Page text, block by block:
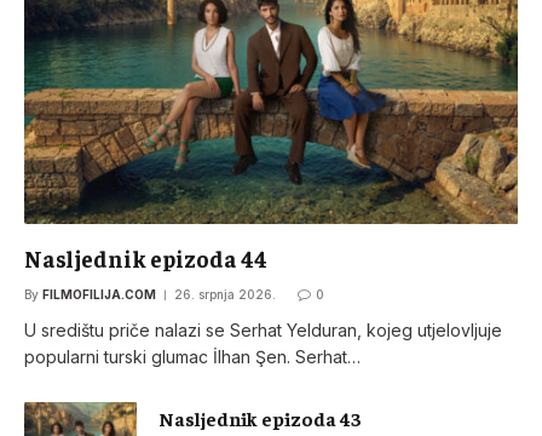
Nasljednik epizoda 44
By FILMOFILIJA.COM 26. srpnja 2026. 0
U središtu priče nalazi se Serhat Yelduran, kojeg utjelovljuje
popularni turski glumac İlhan Şen. Serhat…
Nasljednik epizoda 43